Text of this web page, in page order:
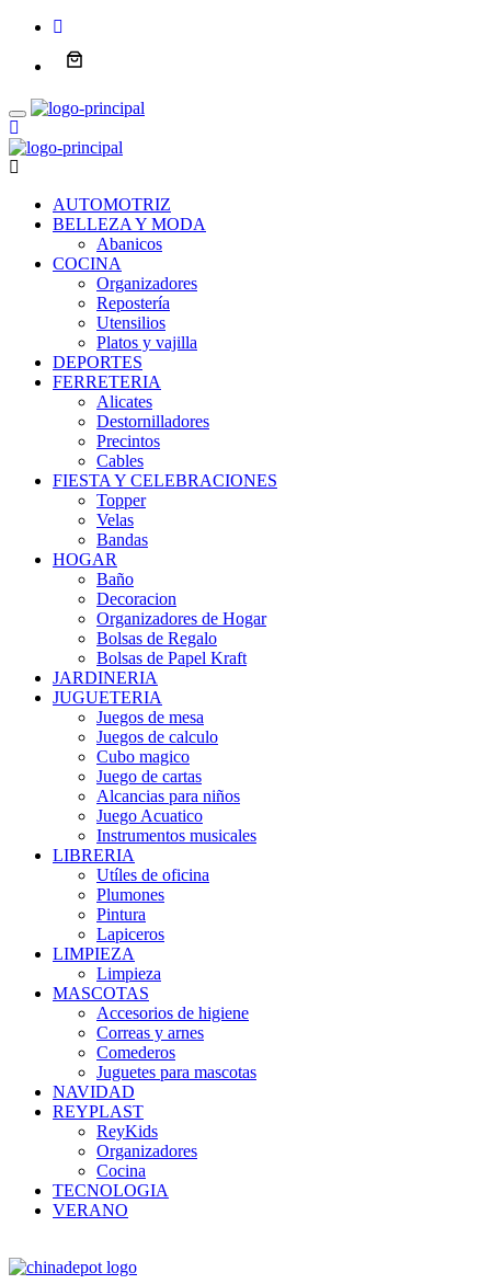
AUTOMOTRIZ
BELLEZA Y MODA
Abanicos
COCINA
Organizadores
Repostería
Utensilios
Platos y vajilla
DEPORTES
FERRETERIA
Alicates
Destornilladores
Precintos
Cables
FIESTA Y CELEBRACIONES
Topper
Velas
Bandas
HOGAR
Baño
Decoracion
Organizadores de Hogar
Bolsas de Regalo
Bolsas de Papel Kraft
JARDINERIA
JUGUETERIA
Juegos de mesa
Juegos de calculo
Cubo magico
Juego de cartas
Alcancias para niños
Juego Acuatico
Instrumentos musicales
LIBRERIA
Utíles de oficina
Plumones
Pintura
Lapiceros
LIMPIEZA
Limpieza
MASCOTAS
Accesorios de higiene
Correas y arnes
Comederos
Juguetes para mascotas
NAVIDAD
REYPLAST
ReyKids
Organizadores
Cocina
TECNOLOGIA
VERANO